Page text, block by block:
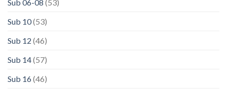
Sub 06-08 (53)
Sub 10(53)
Sub 12 (46)
Sub 14(57)
Sub 16(46)